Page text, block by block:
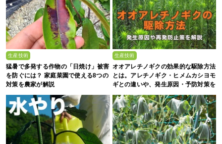
生産技術
猛暑で多発する作物の「日焼け」被害
を防ぐには？ 家庭菜園で使える8つの
対策を農家が解説
生産技術
オオアレチノギクの効果的な駆除方法
とは。アレチノギク・ヒメムカシヨモ
ギとの違いや、発生原因・予防対策を
解説